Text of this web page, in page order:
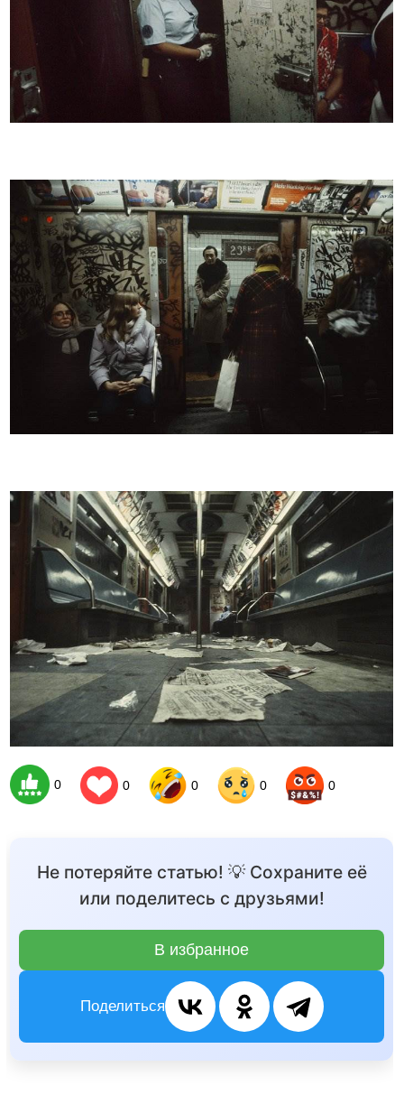
0 0 0 0 0
Не потеряйте статью! 💡 Сохраните её
или поделитесь с друзьями!
В избранное
Поделиться